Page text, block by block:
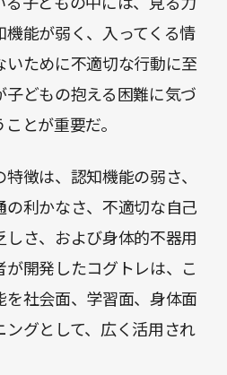
のが、学習・社会・身体の
「コグトレ」だ。
能が弱く、入ってくる情
ために不適切な行動に至
子どもの抱える困難に気づ
とが重要だ。
徴は、認知機能の弱さ、
利かなさ、不適切な自己
さ、および身体的不器用
が開発したコグトレは、こ
を社会面、学習面、身体面
グとして、広く活用され